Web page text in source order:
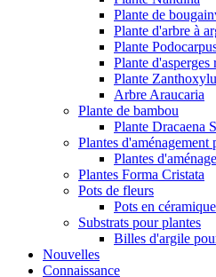
Plante de
Plante d'arbre à
Plante
Plante d'asperges
Plante
Arbre Araucaria
Plante de bambou
Plante Dracaena
Plantes d'aménagement
Plantes
Plantes Forma Cristata
Pots de fleurs
Pots en céramique
Substrats pour plantes
Billes d'argile
Nouvelles
Connaissance